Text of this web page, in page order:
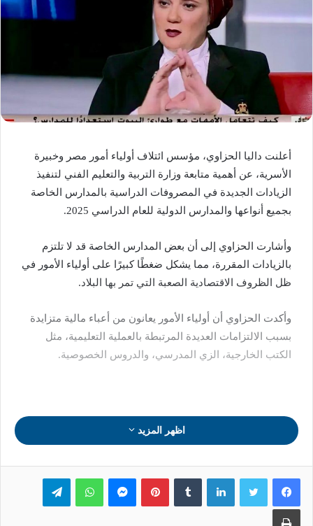
أعلنت داليا الحزاوي، مؤسس ائتلاف أولياء أمور مصر وخبيرة
الأسرية، عن أهمية متابعة وزارة التربية والتعليم الفني لتنفيذ
الزيادات الجديدة في المصروفات الدراسية بالمدارس الخاصة
بجميع أنواعها والمدارس الدولية للعام الدراسي 2025.
وأشارت الحزاوي إلى أن بعض المدارس الخاصة قد لا تلتزم
بالزيادات المقررة، مما يشكل ضغطًا كبيرًا على أولياء الأمور في
ظل الظروف الاقتصادية الصعبة التي تمر بها البلاد.
وأكدت الحزاوي أن أولياء الأمور يعانون من أعباء مالية متزايدة
بسبب الالتزامات العديدة المرتبطة بالعملية التعليمية، مثل
الكتب الخارجية، الزي المدرسي، والدروس الخصوصية.
اظهر المزيد
لينكدإن بينتيريستماسنجر واتساب تيلقرام
طباعة